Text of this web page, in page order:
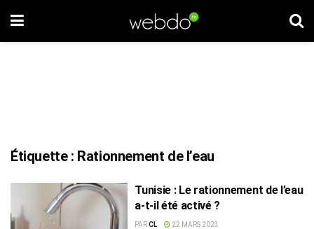
Étiquette : Rationnement de l’eau
Tunisie : Le rationnement de l’eau
a-t-il été activé ?
PARCL 22 MARS 2023